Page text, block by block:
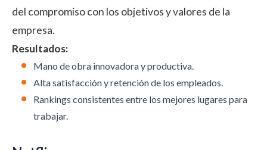
del compromiso con los objetivos y valores de la
empresa.
Resultados:
Mano de obra innovadora y productiva.
Alta satisfacción y retención de los empleados.
Rankings consistentes entre los mejores lugares para
trabajar.